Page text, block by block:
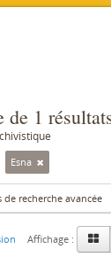
de 1
Esna
recherche avancée
Affichage :